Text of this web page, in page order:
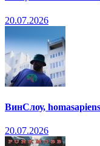
20.07.2026
ВинСлоу,
20.07.2026